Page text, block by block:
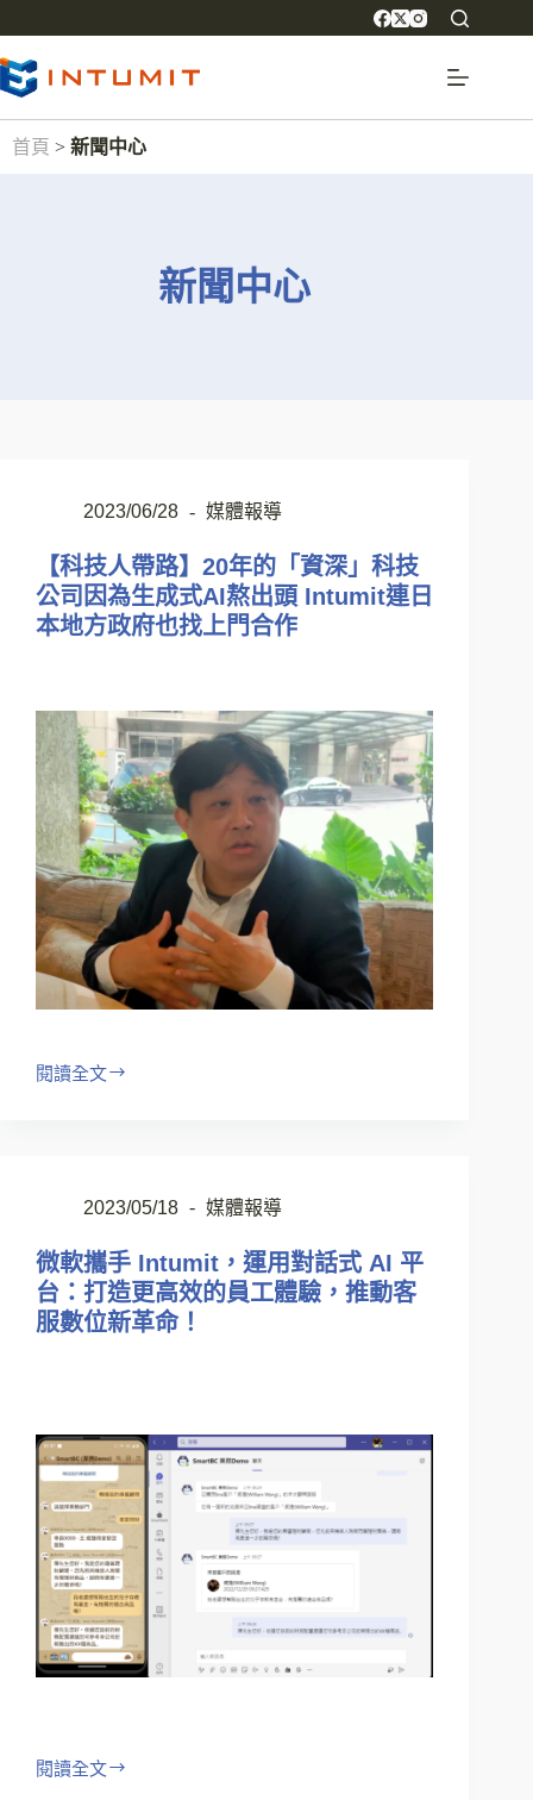
首頁 > 新聞中心
新聞中心
2023/06/28 媒體報導
【科技人帶路】20年的「資深」科技
公司因為生成式AI熬出頭 Intumit連日
本地方政府也找上門合作
閱讀全文
2023/05/18 媒體報導
微軟攜手 Intumit，運用對話式 AI 平
台：打造更高效的員工體驗，推動客
服數位新革命！
閱讀全文